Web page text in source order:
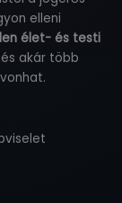
elleni
élet- és testi
akár több